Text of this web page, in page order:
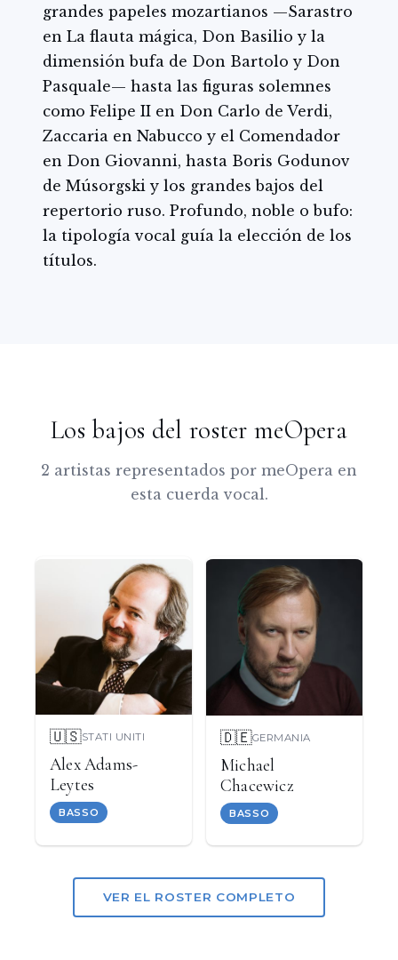
grandes papeles mozartianos —Sarastro
en La flauta mágica, Don Basilio y la
dimensión bufa de Don Bartolo y Don
Pasquale— hasta las figuras solemnes
como Felipe II en Don Carlo de Verdi,
Zaccaria en Nabucco y el Comendador
en Don Giovanni, hasta Boris Godunov
de Músorgski y los grandes bajos del
repertorio ruso. Profundo, noble o bufo:
la tipología vocal guía la elección de los
títulos.
Los bajos del roster meOpera
2 artistas representados por meOpera en
esta cuerda vocal.
🇺🇸STATI UNITI
Alex Adams-
Leytes
BASSO
🇩🇪GERMANIA
Michael
Chacewicz
BASSO
VER EL ROSTER COMPLETO